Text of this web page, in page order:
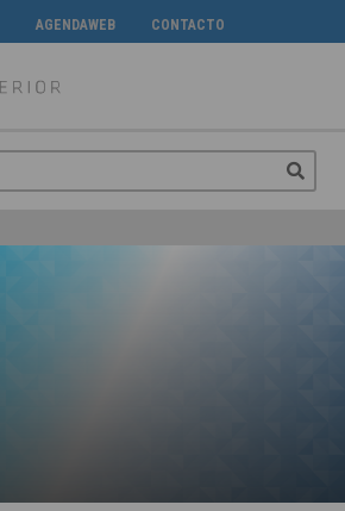
AGENDAWEB CONTACTO